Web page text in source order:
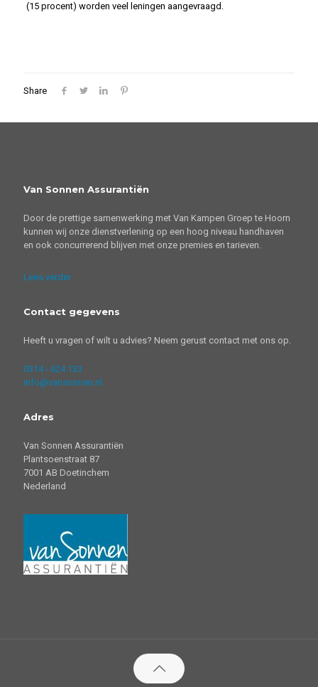
(15 procent) worden veel leningen aangevraagd.
Share
Van Sonnen Assurantiën
Door de prettige samenwerking met Van Kampen Groep te Hoorn
kunnen wij onze dienstverlening op een hoog niveau handhaven
en ook concurrerend blijven met onze premies en tarieven.
Lees verder
Contact gegevens
Heeft u vragen of wilt u advies? Neem gerust contact met ons op.
0314 - 624 133
info@vansonnen.nl
Adres
Van Sonnen Assurantiën
Plantsoenstraat 87
7001 AB Doetinchem
Nederland